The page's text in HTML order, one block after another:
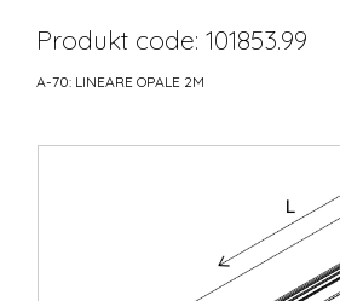
Produkt code: 101853.99
A-70: LINEARE OPALE 2M